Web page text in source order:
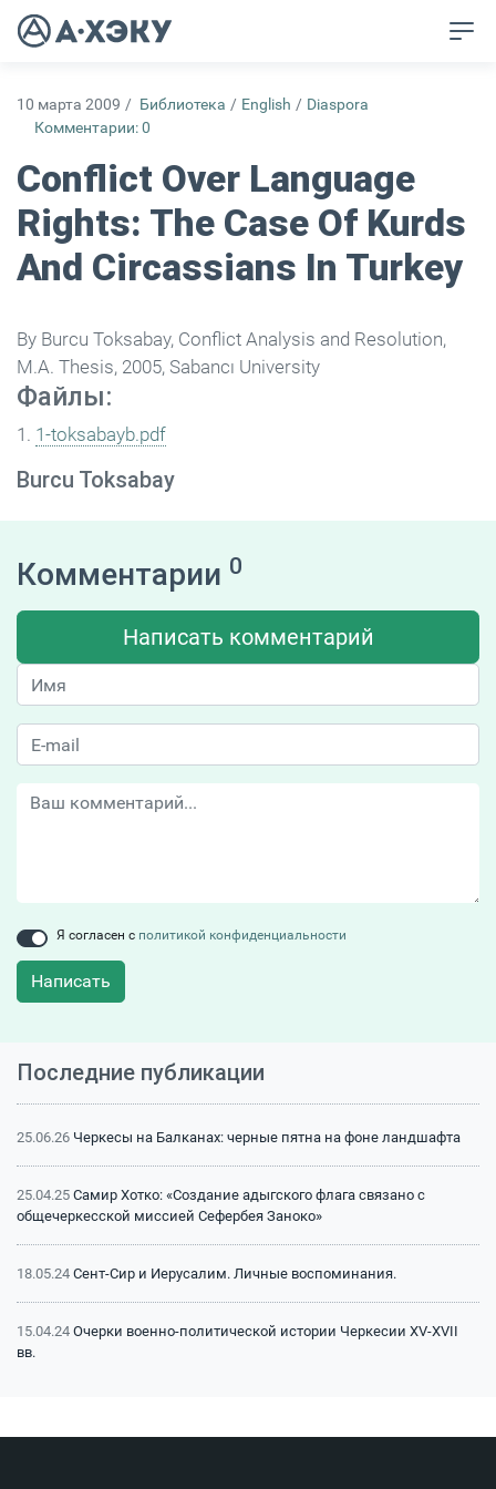
10 марта 2009 / Библиотека / English / Diaspora
Комментарии: 0
Conflict Over Language
Rights: The Case Of Kurds
And Circassians In Turkey
By Burcu Toksabay, Conflict Analysis and Resolution,
M.A. Thesis, 2005, Sabancı University
Файлы:
1. 1-toksabayb.pdf
Burcu Toksabay
Комментарии 0
Написать комментарий
Я согласен с политикой конфиденциальности
Написать
Последние публикации
25.06.26 Черкесы на Балканах: черные пятна на фоне ландшафта
25.04.25 Самир Хотко: «Создание адыгского флага связано с
общечеркесской миссией Сефербея Заноко»
18.05.24 Сент-Сир и Иерусалим. Личные воспоминания.
15.04.24 Очерки военно-политической истории Черкесии XV-XVII
вв.